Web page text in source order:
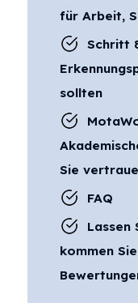
für Arbeit,
Schritt
sollten
Sie
FAQ
Lassen
kommen